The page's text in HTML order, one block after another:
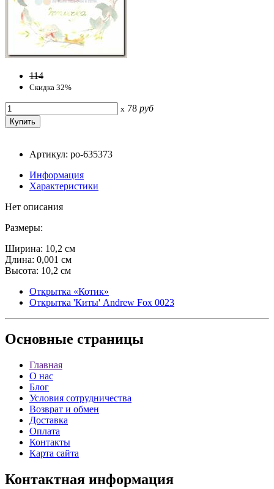
114
Скидка 32%
x 78 руб
Артикул: po-635373
Информация
Характеристики
Нет описания
Размеры:
Ширина: 10,2 см
Длина: 0,001 см
Высота: 10,2 см
Открытка «Котик»
Открытка 'Киты' Andrew Fox 0023
Основные страницы
Главная
О нас
Блог
Условия сотрудничества
Возврат и обмен
Доставка
Оплата
Контакты
Карта сайта
Контактная информация